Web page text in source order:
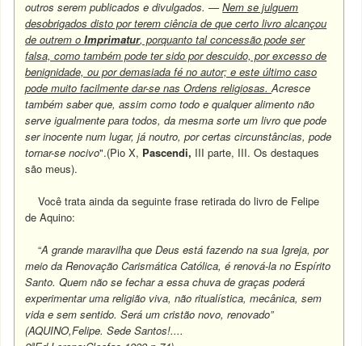
outros serem publicados e divulgados. —Nem se julguem
desobrigados disto por terem ciência de que certo livro alcançou
de outrem oImprimatur, porquanto tal concessão pode ser
falsa, como também pode ter sido por descuido, por excesso de
benignidade, ou por demasiada fé no autor; e este último caso
pode muito facilmente dar-se nas Ordens religiosas.Acresce
também saber que, assim como todo e qualquer alimento não
serve igualmente para todos, da mesma sorte um livro que pode
ser inocente num lugar, já noutro, por certas circunstâncias, pode
tornar-se nocivo".(Pio X, Pascendi, III parte, III. Os destaques
são meus).
Você trata ainda da seguinte frase retirada do livro de Felipe
de Aquino:
“A grande maravilha que Deus está fazendo na sua Igreja, por
meio da Renovação Carismática Católica, é renová-la no Espírito
Santo. Quem não se fechar a essa chuva de graças poderá
experimentar uma religião viva, não ritualística, mecânica, sem
vida e sem sentido. Será um cristão novo, renovado”
(AQUINO,Felipe. Sede Santos!....